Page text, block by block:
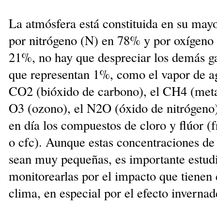
La atmósfera está constituida en su
por nitrógeno (N) en 78% y por
21%, no hay que despreciar los demás
que representan 1%, como el vapor de
CO2 (bióxido de carbono), el CH4
O3 (ozono), el N2O (óxido de
en día los compuestos de cloro y flúor
o cfc). Aunque estas concentraciones de
sean muy pequeñas, es importante
monitorearlas por el impacto que tienen
clima, en especial por el efecto